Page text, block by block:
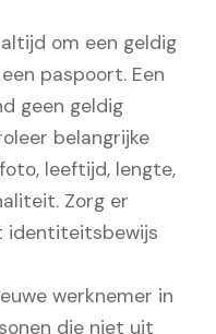
om een geldig
paspoort. Een
geen geldig
belangrijke
leeftijd, lengte,
Zorg er
identiteitsbewijs
werknemer in
die niet uit